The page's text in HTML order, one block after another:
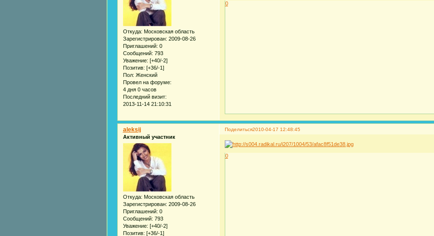
Откуда: Московская область
Зарегистрирован: 2009-08-26
Приглашений: 0
Сообщений: 793
Уважение: [+40/-2]
Позитив: [+36/-1]
Пол: Женский
Провел на форуме:
4 дня 0 часов
Последний визит:
2013-11-14 21:10:31
0
Поделиться2010-04-17 12:48:45
aleksij
Активный участник
Откуда: Московская область
Зарегистрирован: 2009-08-26
Приглашений: 0
Сообщений: 793
Уважение: [+40/-2]
Позитив: [+36/-1]
0